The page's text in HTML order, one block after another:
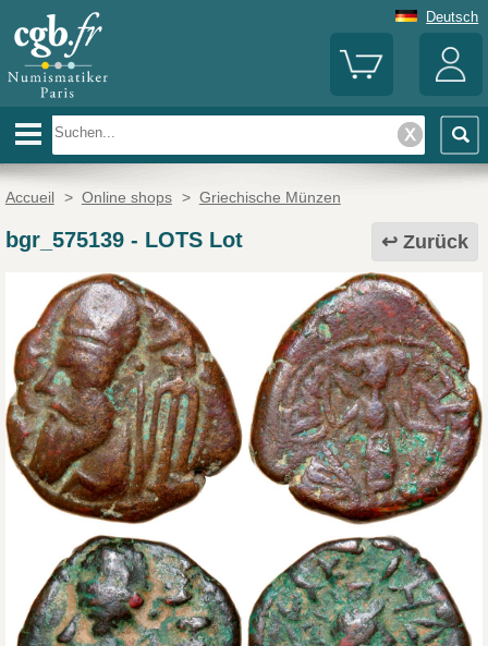
Deutsch
Accueil > Online shops > Griechische Münzen
Zurück
bgr_575139- LOTS Lot